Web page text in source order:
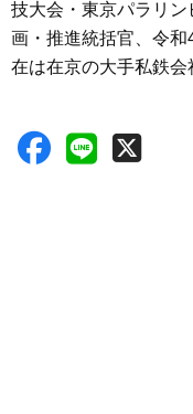
技大会・東京パラリ
画・推進統括官、令
在は在京の大手私鉄会